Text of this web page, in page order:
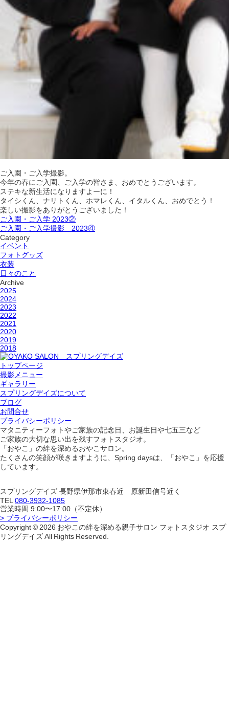
ご入園・ご入学撮影。
今年の春にご入園、ご入学の皆さま、おめでとうございます。
ステキな新生活になりますよーに！
タイシくん、ナリトくん、ホマレくん、イタルくん、おめでとう！
楽しい撮影をありがとうございました！
ご入園・ご入学 2023②
ご入園・ご入学撮影 2023④
Category
イベント
フォトグッズ
衣装
日々のこと
Archive
2025
2024
2023
2022
2021
2020
2019
2018
トップページ
撮影メニュー
ギャラリー
スプリングデイズについて
ブログ
お問合せ
プライバシーポリシー
マタニティーフォトやご家族の記念日、お誕生日や七五三など
ご家族の大切な思い出を残すフォトスタジオ。
「おやこ」の絆を深めるおやこサロン。
たくさんの笑顔が咲きますように、Spring daysは、「おやこ」を応援
しています。
スプリングデイズ 長野県伊那市東春近 原新田信号近く
TEL 080-3932-1085
営業時間 9:00〜17:00（不定休）
> プライバシーポリシー
Copyright © 2026 おやこの絆を深める親子サロン フォトスタジオ スプ
リングデイズ All Rights Reserved.